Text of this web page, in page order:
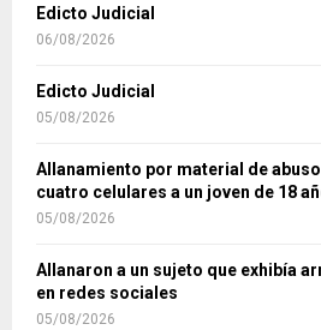
Edicto Judicial
06/08/2026
Edicto Judicial
05/08/2026
Allanamiento por material de
cuatro celulares a un joven de 18
05/08/2026
Allanaron a un sujeto que exhibía
en redes sociales
05/08/2026